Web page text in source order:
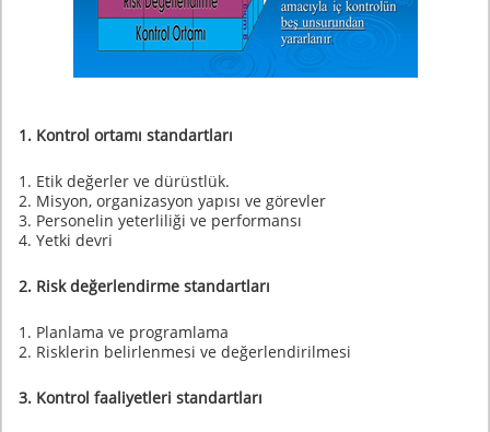
1. Kontrol ortamı standartları
1. Etik değerler ve dürüstlük.
2. Misyon, organizasyon yapısı ve görevler
3. Personelin yeterliliği ve performansı
4. Yetki devri
2. Risk değerlendirme standartları
1. Planlama ve programlama
2. Risklerin belirlenmesi ve değerlendirilmesi
3. Kontrol faaliyetleri standartları